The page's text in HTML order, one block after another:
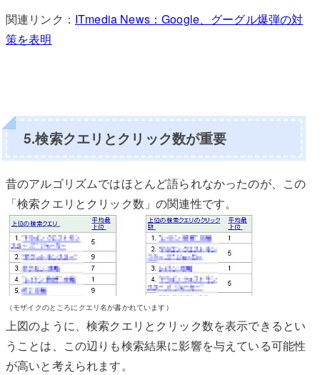
関連リンク： ITmedia News：Google、グーグル爆弾の対
策を表明
5.検索クエリとクリック数が重要
昔のアルゴリズムではほとんど語られなかったのが、この
「検索クエリとクリック数」の関連性です。
（モザイクのところにクエリ名が書かれています）
上図のように、検索クエリとクリック数を表示できるとい
うことは、この辺りも検索結果に影響を与えている可能性
が高いと考えられます。